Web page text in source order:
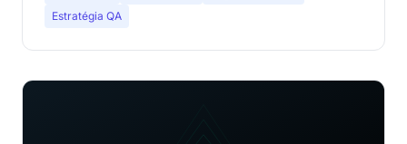
Estratégia QA